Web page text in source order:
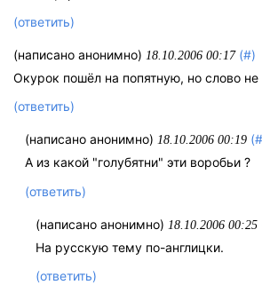
(ответить)
(написано анонимно) 18.10.2006 00:17 (#)
Окурок пошёл на попятную, но слово не
(ответить)
(написано анонимно) 18.10.2006 00:19
А из какой "голубятни" эти воробьи ?
(ответить)
(написано анонимно) 18.10.2006 00:25
На русскую тему по-англицки.
(ответить)